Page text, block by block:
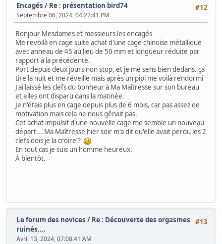
#12
Encagés / Re : présentation bird74
Septembre 06, 2024, 04:22:41 PM
Bonjour Mesdames et messieurs les encagés
Me revoilà en cage suite achat d'une cage chinoise métallique
avec anneau de 45 au lieu de 50 mm et longueur réduite par
rapport à la précédente.
Port depuis deux jours non stop, et je me sens bien dedans. ça
tire la nuit et me réveille mais après un pipi me voilà rendormi
J'ai laissé les clefs du bonheur à Ma Maîtresse sur son bureau
et elles ont disparu dans la matinée.
Je n'étais plus en cage depuis plus de 6 mois, car pas assez de
motivation mais cela ne nous gênait pas.
Cet achat impulsif d'une nouvelle cage me semble un nouveau
départ....Ma Maîtresse hier soir m'a dit qu'elle avait perdu les 2
clefs dois je la croire ?
En tout cas je suis un homme heureux.
À bientôt.
#13
Le forum des novices / Re : Découverte des orgasmes
ruinés....
Avril 13, 2024, 07:08:41 AM